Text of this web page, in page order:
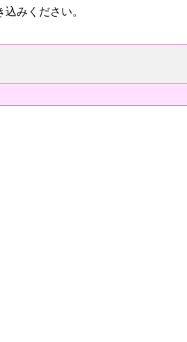
みください。